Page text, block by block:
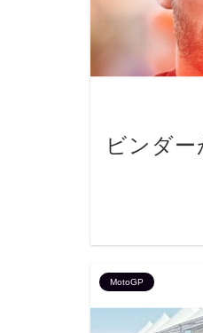
ビンダ
MotoGP